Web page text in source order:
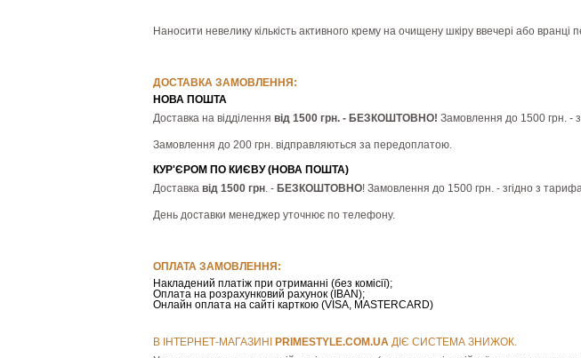
Наносити невелику кількість активного крему на очищену шкіру ввечері або
ДОСТАВКА ЗАМОВЛЕННЯ:
НОВА ПОШТА
Доставка на відділення від 1500 грн. - БЕЗКОШТОВНО! Замовлення до 1500 грн. -
Замовлення до 200 грн. відправляються за передоплатою.
КУР'ЄРОМ ПО КИЄВУ (НОВА ПОШТА)
Доставка від 1500 грн. - БЕЗКОШТОВНО! Замовлення до 1500 грн. - згідно з
День доставки менеджер уточнює по телефону.
ОПЛАТА ЗАМОВЛЕННЯ:
Накладений платіж при отриманні (без комісії);
Оплата на розрахунковий рахунок (IBAN);
Онлайн оплата на сайті карткою (VISA, MASTERCARD)
В ІНТЕРНЕТ-МАГАЗИНІ РRIMESTYLE.COM.UA ДІЄ СИСТЕМА ЗНИЖОК.